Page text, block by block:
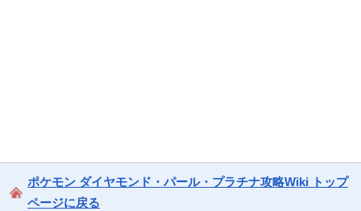
ポケモン ダイヤモンド・パール・プラチナ攻略Wiki トップ
ページに戻る